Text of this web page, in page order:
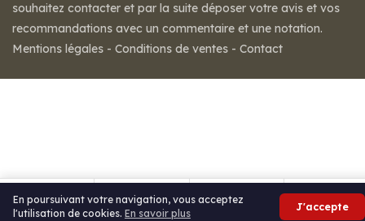
Itinéraire Avis
En poursuivant votre navigation, vous acceptez
l'utilisation de cookies. En savoir plus
J'accepte
souhaitez contacter et par la suite déposer votre avis et vos
recommandations avec un commentaire et une notation.
Mentions légales - Conditions de ventes - Contact